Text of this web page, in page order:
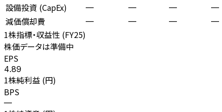
設備投資 (CapEx) — — — —
減価償却費 — — — —
1株指標・収益性 (FY25)
株価データは準備中
EPS
4.89
1株純利益 (円)
BPS
—